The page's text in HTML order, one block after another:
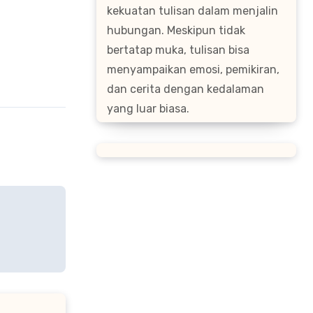
kekuatan tulisan dalam menjalin
hubungan. Meskipun tidak
bertatap muka, tulisan bisa
menyampaikan emosi, pemikiran,
dan cerita dengan kedalaman
yang luar biasa.